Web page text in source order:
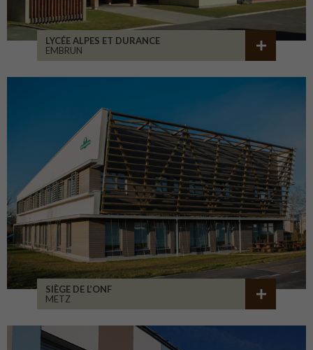
LYCÉE ALPES ET DURANCE
EMBRUN
SIÈGE DE L’ONF
METZ